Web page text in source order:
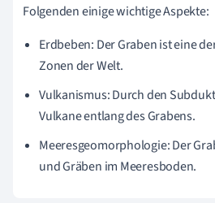
Folgenden einige wichtige Aspekte:
Erdbeben: Der Graben ist eine
Zonen der Welt.
Vulkanismus: Durch den
Vulkane entlang des Grabens.
Meeresgeomorphologie: Der
und Gräben im Meeresboden.